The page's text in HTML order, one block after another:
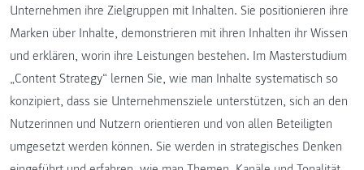
Unternehmen ihre Zielgruppen mit Inhalten. Sie positionieren ihre
Marken über Inhalte, demonstrieren mit ihren Inhalten ihr Wissen
und erklären, worin ihre Leistungen bestehen. Im Masterstudium
„Content Strategy“ lernen Sie, wie man Inhalte systematisch so
konzipiert, dass sie Unternehmensziele unterstützen, sich an den
Nutzerinnen und Nutzern orientieren und von allen Beteiligten
umgesetzt werden können. Sie werden in strategisches Denken